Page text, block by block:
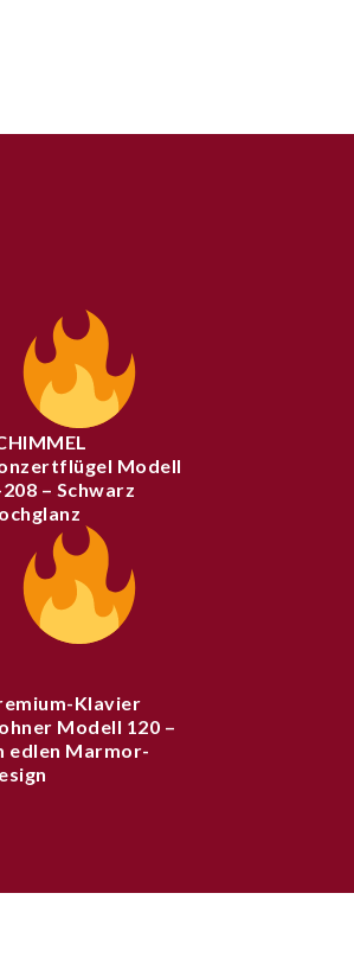
Modell
208 – Schwarz
Klavier
Modell 120 –
edlen Marmor-